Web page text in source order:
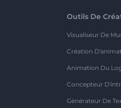
Outils De
Visualiseur De
Création
Animation Du
Concepteur
Générateur De